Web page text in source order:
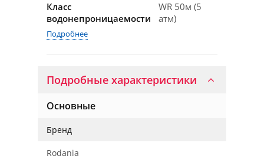
Класс
водонепроницаемости
WR 50м (5
атм)
Подробнее
Подробные характеристики
Основные
Бренд
Rodania